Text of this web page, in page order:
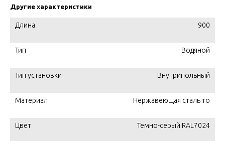
Другие характеристики
Длина 900
Тип Водяной
Тип установки Внутрипольный
Материал Нержавеющая сталь то
Цвет Темно-серый RAL7024